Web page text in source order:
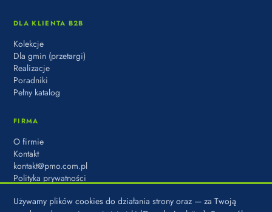
DLA KLIENTA B2B
Kolekcje
Dla gmin (przetargi)
Realizacje
Poradniki
Pełny katalog
FIRMA
O firmie
Kontakt
kontakt@pmo.com.pl
Polityka prywatności
Używamy plików cookies do działania strony oraz — za Twoją